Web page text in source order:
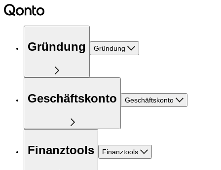
Gründung Gründung
Geschäftskonto Geschäftskonto
Finanztools Finanztools